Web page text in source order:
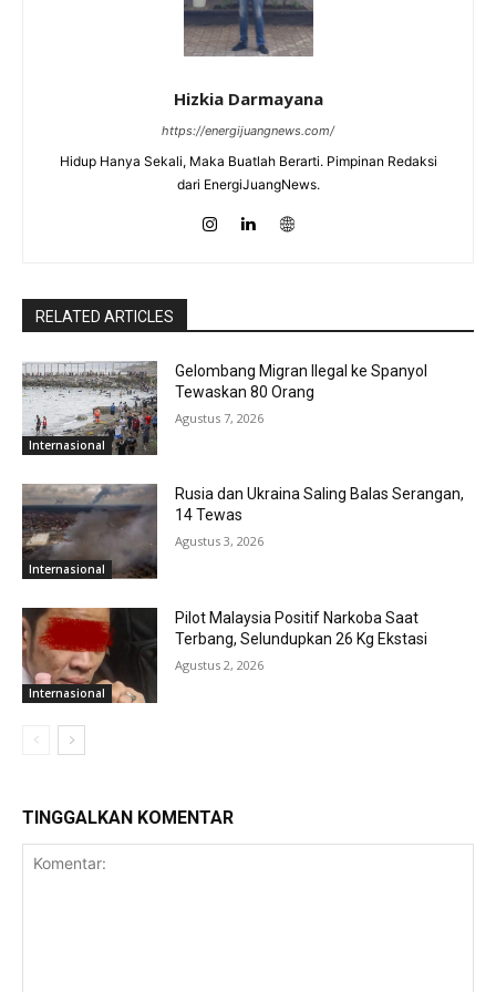
Hizkia Darmayana
https://energijuangnews.com/
Hidup Hanya Sekali, Maka Buatlah Berarti. Pimpinan Redaksi
dari EnergiJuangNews.
RELATED ARTICLES
Internasional
Gelombang Migran Ilegal ke Spanyol
Tewaskan 80 Orang
Agustus 7, 2026
Internasional
Rusia dan Ukraina Saling Balas Serangan,
14 Tewas
Agustus 3, 2026
Internasional
Pilot Malaysia Positif Narkoba Saat
Terbang, Selundupkan 26 Kg Ekstasi
Agustus 2, 2026
TINGGALKAN KOMENTAR